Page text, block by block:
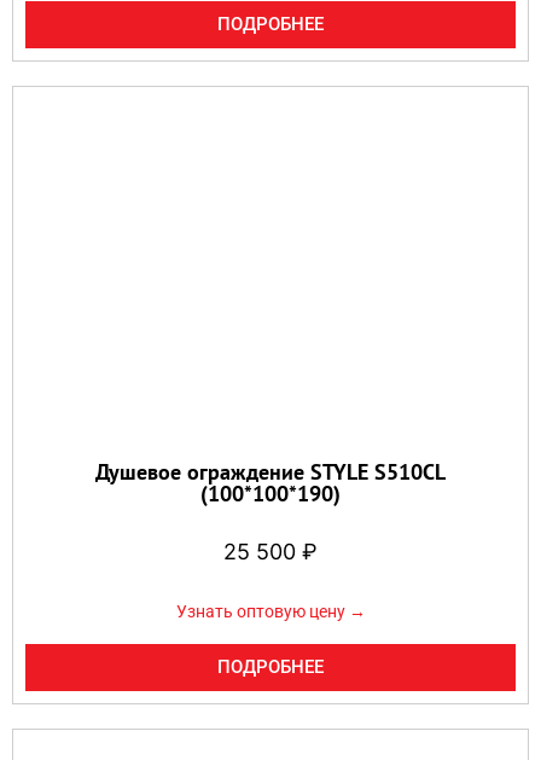
ПОДРОБНЕЕ
Душевое ограждение STYLE S510CL
(100*100*190)
25 500 ₽
Узнать оптовую цену →
ПОДРОБНЕЕ